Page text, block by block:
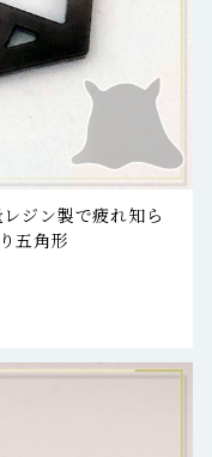
ジン製で疲れ知ら
五角形